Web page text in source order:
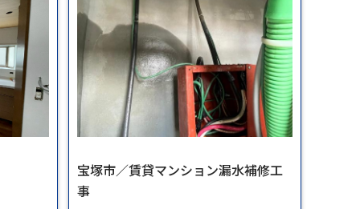
宝塚市／賃貸マンション漏水補修工
事
宝塚市／賃貸マンション漏水補修工
事